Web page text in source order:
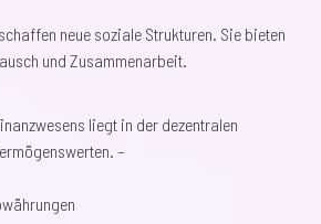
neue soziale Strukturen. Sie bieten
und Zusammenarbeit.
liegt in der dezentralen
–